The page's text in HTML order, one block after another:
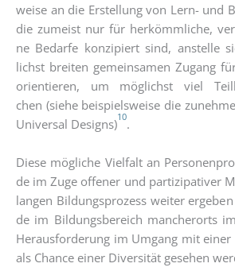
wei­se an die Erstel­lung von Lern- und
die zumeist nur für her­kömm­li­che,
ne Bedar­fe kon­zi­piert sind, anstel­le
lichst brei­ten gemein­sa­men Zugang
ori­en­tie­ren, um mög­lichst viel
chen (sie­he bei­spiels­wei­se die
Uni­ver­sal Designs)10.
Die­se mög­li­che Viel­falt an
de im Zuge offe­ner und par­ti­zi­pa­ti­ver
lan­gen Bil­dungs­pro­zess wei­ter
de im Bil­dungs­be­reich man­cher­orts
Her­aus­for­de­rung im Umgang mit
als Chan­ce einer Diver­si­tät gese­hen